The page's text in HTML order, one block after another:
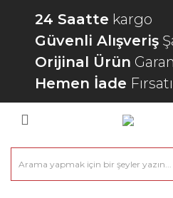
24 Saatte kargo
Güvenli Alışveriş
Orijinal Ürün
Hemen İade Fırsatı